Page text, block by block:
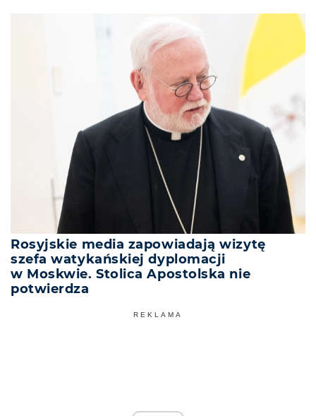
Rosyjskie media zapowiadają wizytę
szefa watykańskiej dyplomacji
w Moskwie. Stolica Apostolska nie
potwierdza
REKLAMA